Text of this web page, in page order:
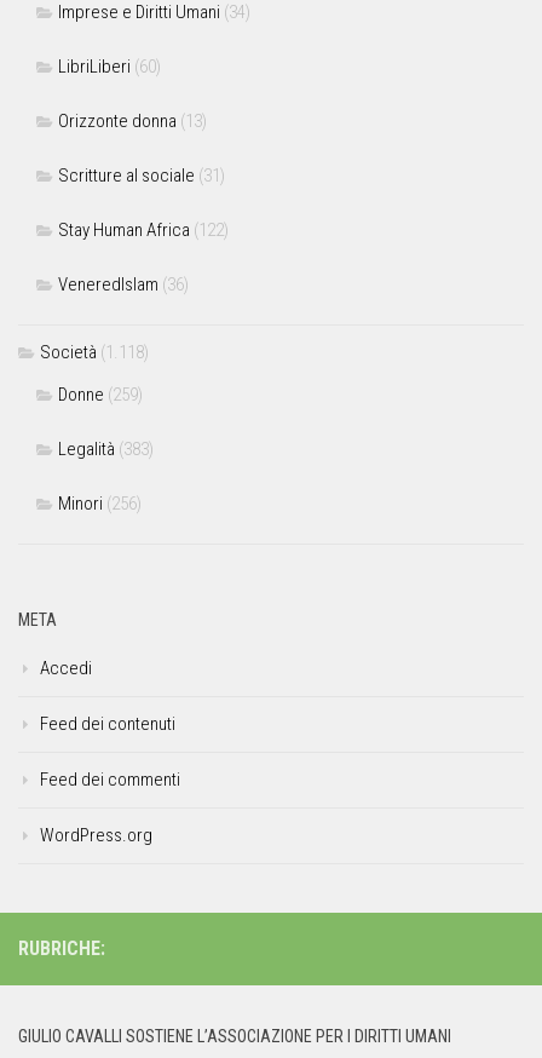
Imprese e Diritti Umani (34)
LibriLiberi (60)
Orizzonte donna (13)
Scritture al sociale (31)
Stay Human Africa (122)
VeneredIslam (36)
Società (1.118)
Donne (259)
Legalità (383)
Minori (256)
META
Accedi
Feed dei contenuti
Feed dei commenti
WordPress.org
RUBRICHE:
GIULIO CAVALLI SOSTIENE L’ASSOCIAZIONE PER I DIRITTI UMANI